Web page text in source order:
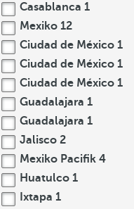
Casablanca 1
Mexiko 12
Ciudad de México 1
Ciudad de México 1
Ciudad de México 1
Guadalajara 1
Guadalajara 1
Jalisco 2
Mexiko Pacifik 4
Huatulco 1
Ixtapa 1